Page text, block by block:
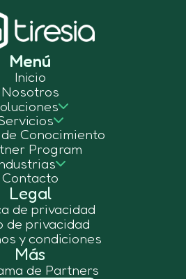
Menú
Inicio
Nosotros
Conocimiento
Program
Contacto
Legal
de privacidad
de privacidad
y condiciones
Más
de Partners